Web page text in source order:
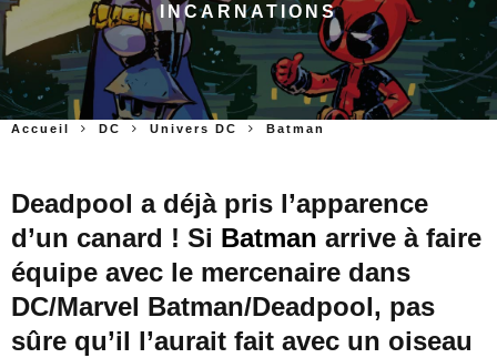
INCARNATIONS
Accueil DC Univers DC Batman
Deadpool a déjà pris l’apparence
d’un canard ! Si Batman arrive à faire
équipe avec le mercenaire dans
DC/Marvel Batman/Deadpool, pas
sûre qu’il l’aurait fait avec un oiseau